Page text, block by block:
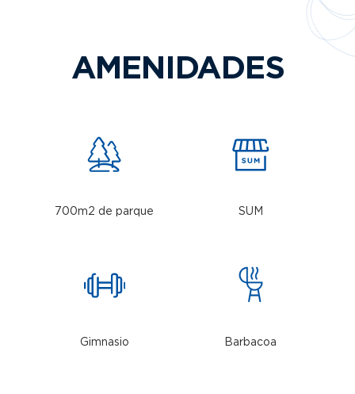
AMENIDADES
700m2 de parque SUM
Gimnasio Barbacoa